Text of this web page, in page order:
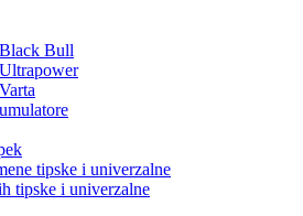
Bull
tipske i univerzalne
tipske i univerzalne